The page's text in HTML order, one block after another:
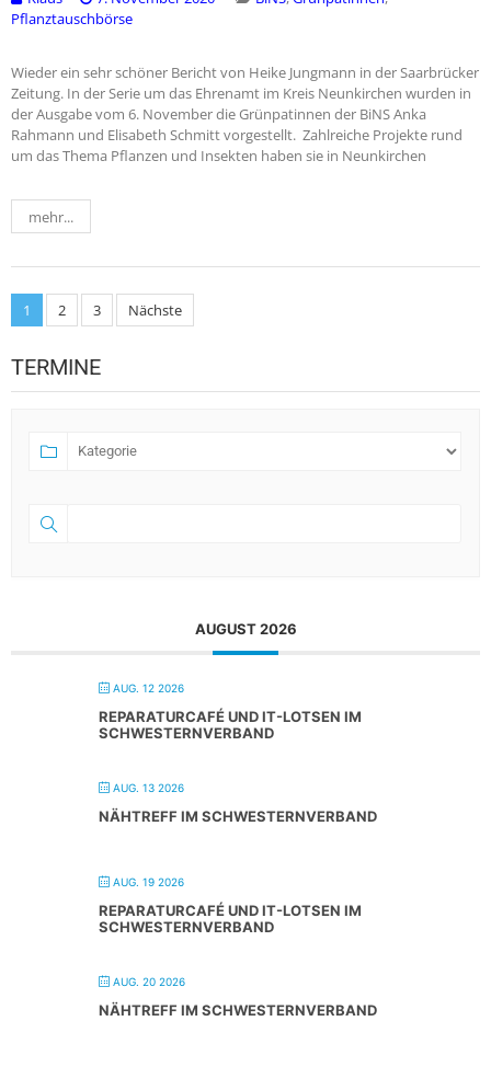
Pflanztauschbörse
Wieder ein sehr schöner Bericht von Heike Jungmann in der Saarbrücker
Zeitung. In der Serie um das Ehrenamt im Kreis Neunkirchen wurden in
der Ausgabe vom 6. November die Grünpatinnen der BiNS Anka
Rahmann und Elisabeth Schmitt vorgestellt. Zahlreiche Projekte rund
um das Thema Pflanzen und Insekten haben sie in Neunkirchen
mehr...
Seitennummerierung
der
1 2 3 Nächste
TERMINE
AUGUST 2026
AUG. 12 2026
REPARATURCAFÉ UND IT-LOTSEN IM
SCHWESTERNVERBAND
AUG. 13 2026
NÄHTREFF IM SCHWESTERNVERBAND
AUG. 19 2026
REPARATURCAFÉ UND IT-LOTSEN IM
SCHWESTERNVERBAND
AUG. 20 2026
NÄHTREFF IM SCHWESTERNVERBAND